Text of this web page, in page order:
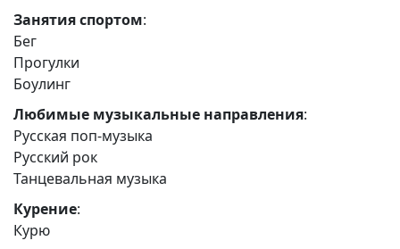
Занятия спортом:
Бег
Прогулки
Боулинг
Любимые музыкальные направления:
Русская поп-музыка
Русский рок
Танцевальная музыка
Курение:
Курю